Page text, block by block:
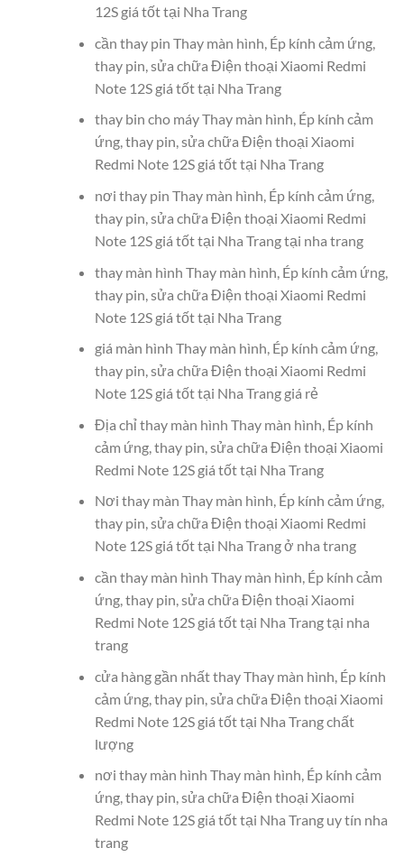
12S giá tốt tại Nha Trang
cần thay pin Thay màn hình, Ép kính cảm ứng,
thay pin, sửa chữa Điện thoại Xiaomi Redmi
Note 12S giá tốt tại Nha Trang
thay bin cho máy Thay màn hình, Ép kính cảm
ứng, thay pin, sửa chữa Điện thoại Xiaomi
Redmi Note 12S giá tốt tại Nha Trang
nơi thay pin Thay màn hình, Ép kính cảm ứng,
thay pin, sửa chữa Điện thoại Xiaomi Redmi
Note 12S giá tốt tại Nha Trang tại nha trang
thay màn hình Thay màn hình, Ép kính cảm ứng,
thay pin, sửa chữa Điện thoại Xiaomi Redmi
Note 12S giá tốt tại Nha Trang
giá màn hình Thay màn hình, Ép kính cảm ứng,
thay pin, sửa chữa Điện thoại Xiaomi Redmi
Note 12S giá tốt tại Nha Trang giá rẻ
Địa chỉ thay màn hình Thay màn hình, Ép kính
cảm ứng, thay pin, sửa chữa Điện thoại Xiaomi
Redmi Note 12S giá tốt tại Nha Trang
Nơi thay màn Thay màn hình, Ép kính cảm ứng,
thay pin, sửa chữa Điện thoại Xiaomi Redmi
Note 12S giá tốt tại Nha Trang ở nha trang
cần thay màn hình Thay màn hình, Ép kính cảm
ứng, thay pin, sửa chữa Điện thoại Xiaomi
Redmi Note 12S giá tốt tại Nha Trang tại nha
trang
cửa hàng gần nhất thay Thay màn hình, Ép kính
cảm ứng, thay pin, sửa chữa Điện thoại Xiaomi
Redmi Note 12S giá tốt tại Nha Trang chất
lượng
nơi thay màn hình Thay màn hình, Ép kính cảm
ứng, thay pin, sửa chữa Điện thoại Xiaomi
Redmi Note 12S giá tốt tại Nha Trang uy tín nha
trang